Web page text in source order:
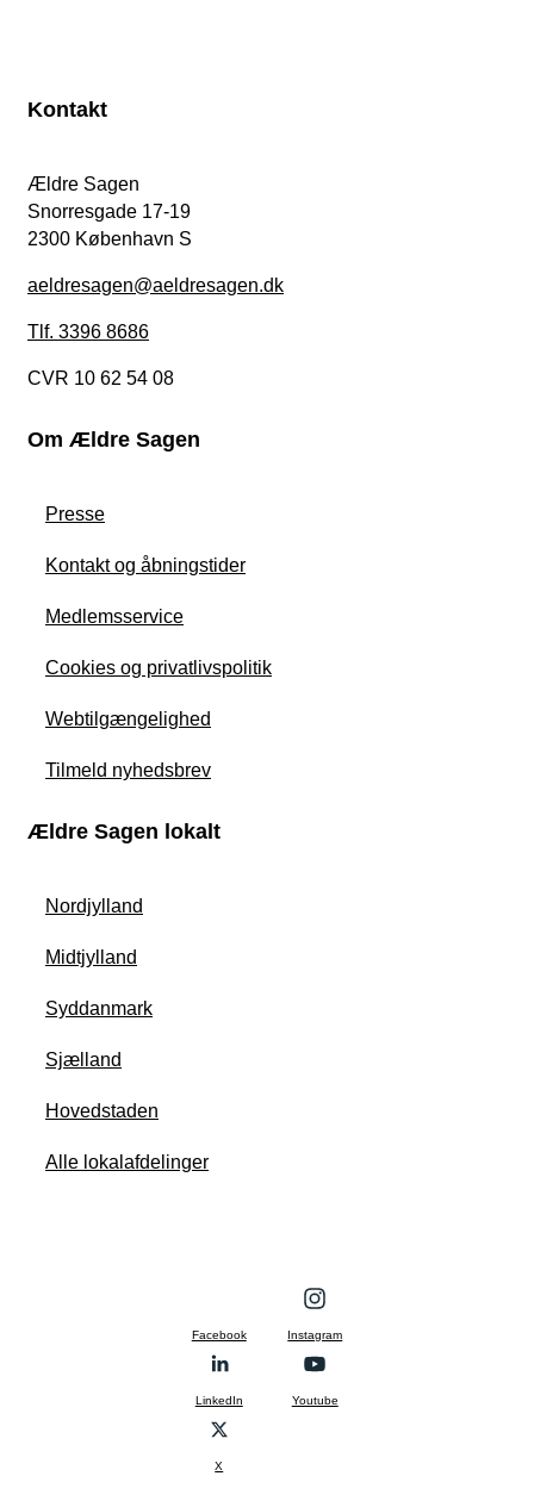
Kontakt
Ældre Sagen
Snorresgade 17-19
2300 København S
aeldresagen@aeldresagen.dk
Tlf. 3396 8686
CVR 10 62 54 08
Om Ældre Sagen
Presse
Kontakt og åbningstider
Medlemsservice
Cookies og privatlivspolitik
Webtilgængelighed
Tilmeld nyhedsbrev
Ældre Sagen lokalt
Nordjylland
Midtjylland
Syddanmark
Sjælland
Hovedstaden
Alle lokalafdelinger
Facebook Instagram
LinkedIn Youtube
X